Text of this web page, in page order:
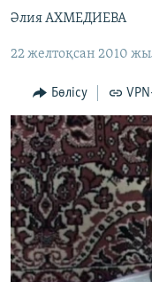
main
Skip
Search
АДАМ ҚҰҚЫҚТАРЫ
ӘЛЕУМЕТ
ӘЛЕМ
АРНАЙЫ ЖОБАЛАР
Русский
ЖАЗЫЛЫҢЫЗ
Әлия АХМЕДИЕВА
22 желтоқсан 2010
Бөлісу